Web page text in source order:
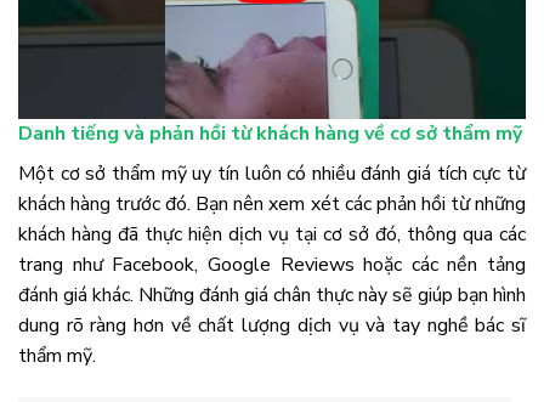
Danh tiếng và phản hồi từ khách hàng về cơ sở thẩm mỹ
Một cơ sở thẩm mỹ uy tín luôn có nhiều đánh giá tích cực từ
khách hàng trước đó. Bạn nên xem xét các phản hồi từ những
khách hàng đã thực hiện dịch vụ tại cơ sở đó, thông qua các
trang như Facebook, Google Reviews hoặc các nền tảng
đánh giá khác. Những đánh giá chân thực này sẽ giúp bạn hình
dung rõ ràng hơn về chất lượng dịch vụ và tay nghề bác sĩ
thẩm mỹ.